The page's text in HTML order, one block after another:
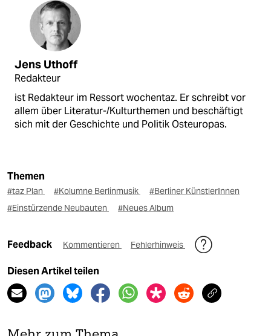
Jens Uthoff
Redakteur
ist Redakteur im Ressort wochentaz. Er schreibt vor
allem über Literatur-/Kulturthemen und beschäftigt
sich mit der Geschichte und Politik Osteuropas.
Themen
#taz Plan #Kolumne Berlinmusik
#Berliner KünstlerInnen
#Einstürzende Neubauten
#Neues Album
Feedback Kommentieren Fehlerhinweis
Diesen Artikel teilen